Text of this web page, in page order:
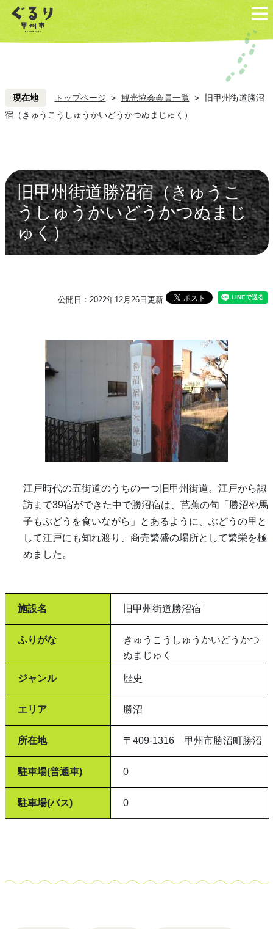
ペ
ー
ジ
こ
こ
を
へ
ペ
ー
ジ
こ
こ
を
へ
現在地 トップページ > 観光協会会員一覧 >
旧甲州街道勝沼
宿（きゅうこうしゅうかいどうかつぬまじゅく）
旧甲州街道勝沼宿（きゅうこ
うしゅうかいどうかつぬまじ
ゅく）
公開日：2022年12月26日更新
江戸時代の五街道のうちの一つ旧甲州街道。江戸から諏
訪まで39宿ができた中で勝沼宿は、芭蕉の句「勝沼や馬
子もぶどうを食いながら」とあるように、ぶどうの里と
して江戸にも知れ渡り、商売繁盛の場所として繁栄を極
めました。
施設名 旧甲州街道勝沼宿
ふりがな
きゅうこうしゅうかいどうかつ
ぬまじゅく
ジャンル 歴史
エリア 勝沼
所在地 〒409-1316 甲州市勝沼町勝沼
駐車場(普通車) 0
駐車場(バス) 0